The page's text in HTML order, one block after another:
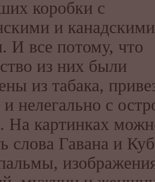
коробки с
и канадскими
И все потому, что
из них были
из табака,
нелегально с
На картинках
слова Гавана и